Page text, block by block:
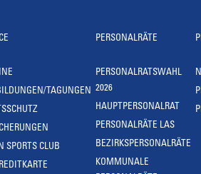
TAGUNGEN
SPORTS CLUB
PERSONALRÄTE
PERSONALRATSWAHL
2026
HAUPTPERSONALRAT
PERSONALRÄTE LAS
BEZIRKSPERSONALRÄTE
KOMMUNALE